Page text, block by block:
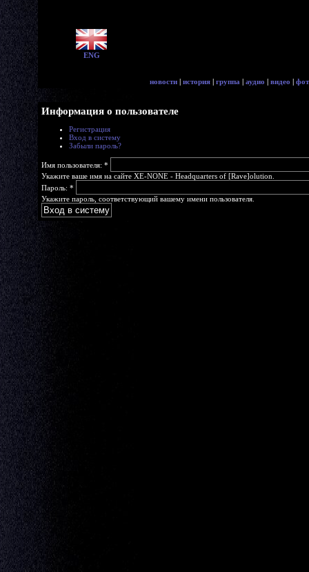
ENG
новости | история | группа | аудио | видео |
Информация о пользователе
Регистрация
Вход в систему
Забыли пароль?
Имя пользователя: *
Укажите ваше имя на сайте XE-NONE - Headquarters of [Rave]olution.
Пароль: *
Укажите пароль, соответствующий вашему имени пользователя.